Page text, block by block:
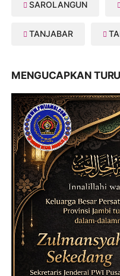
SAROLANGUN
TANJABAR
MENGUCAPKAN